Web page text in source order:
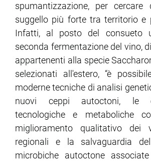
spumantizzazione, per
suggello più forte tra territorio e
Infatti, al posto del consueto
seconda fermentazione del vino,
appartenenti alla specie
selezionati all'estero, “è
moderne tecniche di analisi
nuovi ceppi autoctoni, le
tecnologiche e metaboliche
miglioramento qualitativo dei
regionali e la salvaguardia
microbiche autoctone